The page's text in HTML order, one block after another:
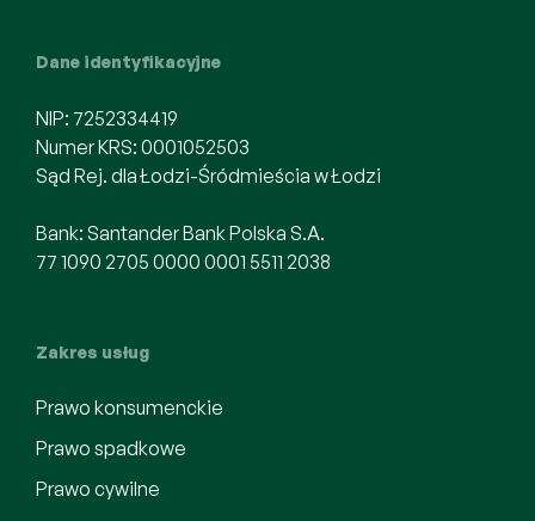
Dane identyfikacyjne
NIP: 7252334419
Numer KRS: 0001052503
Sąd Rej. dla Łodzi-Śródmieścia w Łodzi
Bank: Santander Bank Polska S.A.
77 1090 2705 0000 0001 5511 2038
Zakres usług
Prawo konsumenckie
Prawo spadkowe
Prawo cywilne